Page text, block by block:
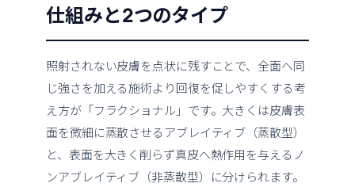
仕組みと2つのタイプ
照射されない皮膚を点状に残すことで、全面へ同
じ強さを加える施術より回復を促しやすくする考
え方が「フラクショナル」です。大きくは皮膚表
面を微細に蒸散させるアブレイティブ（蒸散型）
と、表面を大きく削らず真皮へ熱作用を与えるノ
ンアブレイティブ（非蒸散型）に分けられます。